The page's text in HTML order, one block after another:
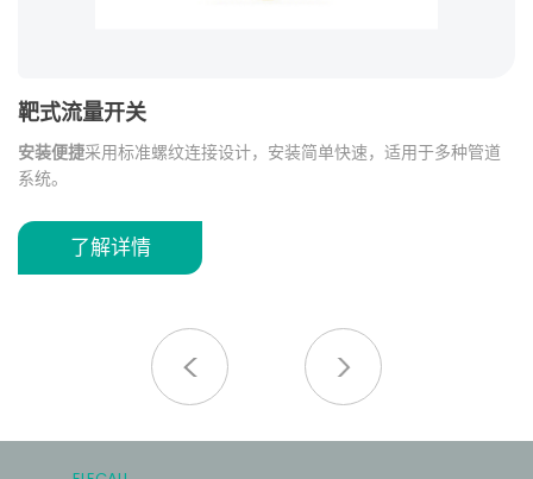
靶式流量开关
安装便捷采用标准螺纹连接设计，安装简单快速，适用于多种管道
系统。
果。
优质材质 采用耐用塑料底座与黄铜螺纹接口，具有良好的耐腐蚀性
和机械强度。
不同管路安装需求。
适用于水处理、暖通空调（HVAC）、泵组控制、工业管
路等流量监测场景。
了解详情